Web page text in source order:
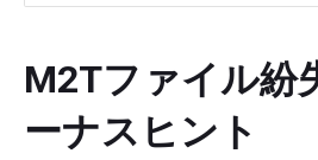
M2Tファイル紛
ーナスヒント